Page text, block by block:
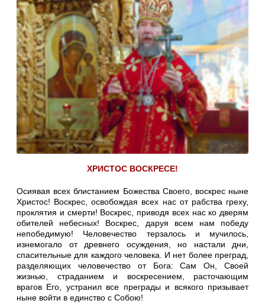
ХРИСТОС ВОСКРЕСЕ!
Осиявая всех блистанием Божества Своего, воскрес ныне
Христос! Воскрес, освобождая всех нас от рабства греху,
проклятия и смерти! Воскрес, приводя всех нас ко дверям
обителей небесных! Воскрес, даруя всем нам победу
непобедимую! Человечество терзалось и мучилось,
изнемогало от древнего осуждения, но настали дни,
спасительные для каждого человека. И нет более преград,
разделяющих человечество от Бога: Сам Он, Своей
жизнью, страданием и воскресением, расточающим
врагов Его, устранил все преграды и всякого призывает
ныне войти в единство с Собою!